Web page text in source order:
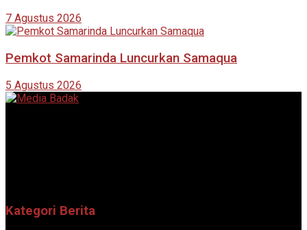
7 Agustus 2026
Pemkot Samarinda Luncurkan Samaqua
5 Agustus 2026
Kategori Berita